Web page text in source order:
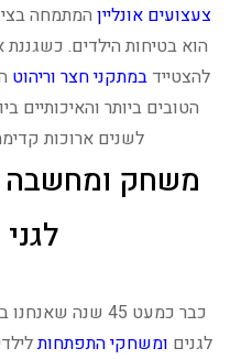
צעצועים אונליין המתמחה
הוא בטיחות הילדים.
להצטיידבמתקני חצר וריהוט
הטובים ביותר והאיכותיים
לשנים ארוכות
משחק ומחשבה
כבר כמעט 45
לגנים ומשחקי התפתחות